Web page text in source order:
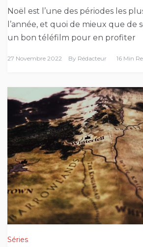
Noël est l’une des périodes les
l’année, et quoi de mieux que de
un bon téléfilm pour en profiter
27 Novembre 2022 By Rédacteur 16 Min
Séries